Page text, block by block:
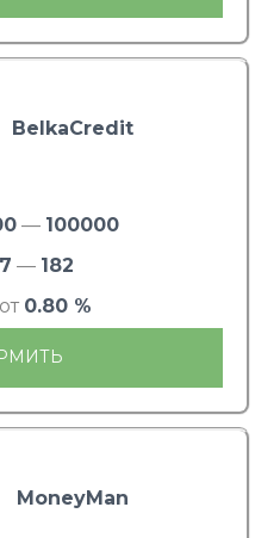
BelkaCredit
— 100000
7 — 182
0.80 %
MoneyMan